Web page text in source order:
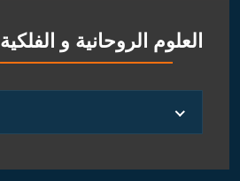
العلوم الروحانية و الفلكية
الروحانية
الفلكية